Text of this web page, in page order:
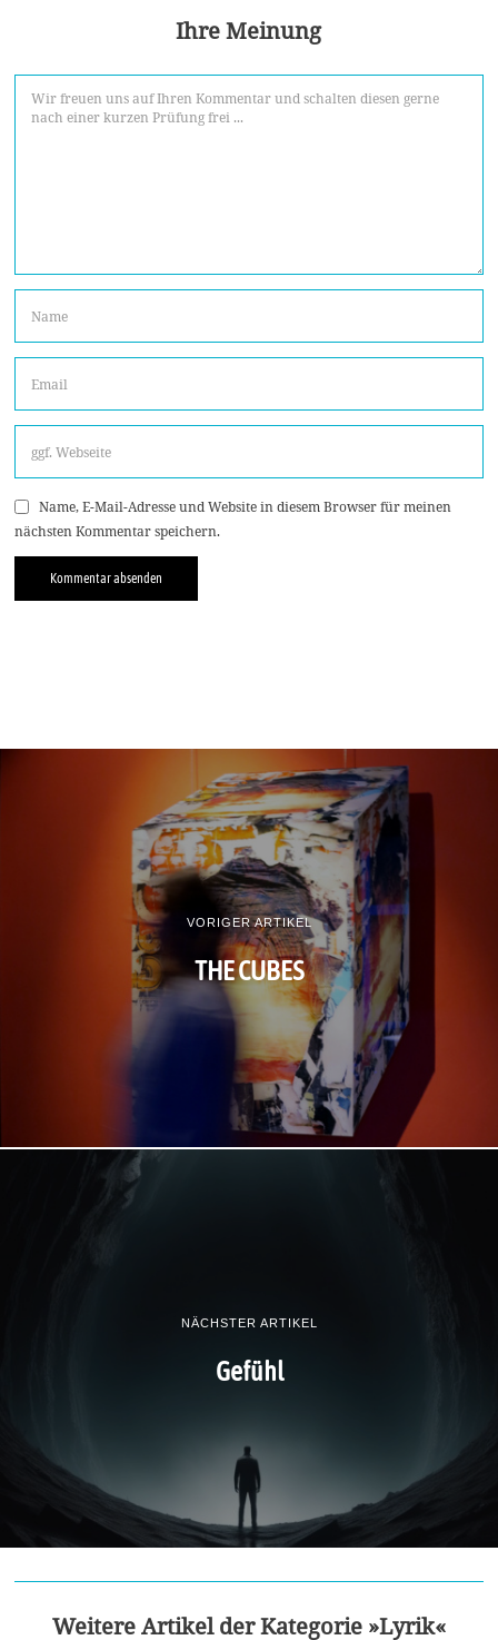
Ihre Meinung
Name, E-Mail-Adresse und Website in diesem Browser für meinen
nächsten Kommentar speichern.
VORIGER ARTIKEL
THE CUBES
NÄCHSTER ARTIKEL
Gefühl
Weitere Artikel der Kategorie »Lyrik«